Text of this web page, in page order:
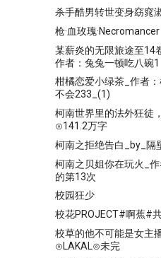
杀手酷男转世变身窈窕
枪·血玫瑰·Necromancer
某薪炎的无限旅途至14
作者：兔兔一顿吃八碗1
柑橘恋爱小绿茶_作者
不会233_(1)
柯南世界里的法外狂徒
⊙141.2万字
柯南之拒绝告白_by_隔
柯南之贝姐你在玩火_
的第13次
校园狂少
校花PROJECT#啊蕉#
校草的他不可能是女主
⊙LAKAL⊙未完